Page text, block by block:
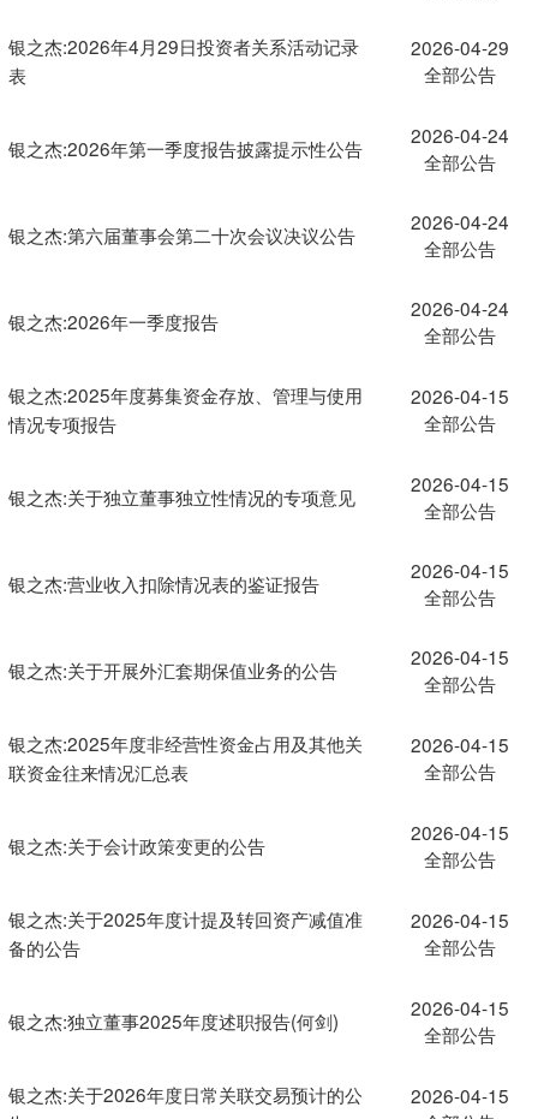
银之杰:2026年4月29日投资者关系活动记录
表
2026-04-29
全部公告
银之杰:2026年第一季度报告披露提示性公告
2026-04-24
全部公告
银之杰:第六届董事会第二十次会议决议公告
2026-04-24
全部公告
银之杰:2026年一季度报告
2026-04-24
全部公告
银之杰:2025年度募集资金存放、管理与使用
情况专项报告
2026-04-15
全部公告
银之杰:关于独立董事独立性情况的专项意见
2026-04-15
全部公告
银之杰:营业收入扣除情况表的鉴证报告
2026-04-15
全部公告
银之杰:关于开展外汇套期保值业务的公告
2026-04-15
全部公告
银之杰:2025年度非经营性资金占用及其他关
联资金往来情况汇总表
2026-04-15
全部公告
银之杰:关于会计政策变更的公告
2026-04-15
全部公告
银之杰:关于2025年度计提及转回资产减值准
备的公告
2026-04-15
全部公告
银之杰:独立董事2025年度述职报告(何剑)
2026-04-15
全部公告
银之杰:关于2026年度日常关联交易预计的公
2026-04-15